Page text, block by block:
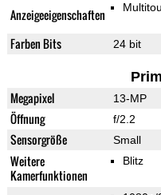
Anzeigeeigenschaften
Farben Bits 24 bit
Megapixel 13-MP
Öffnung f/2.2
Sensorgröße Small
Weitere
Kamerfunktionen
Blitz